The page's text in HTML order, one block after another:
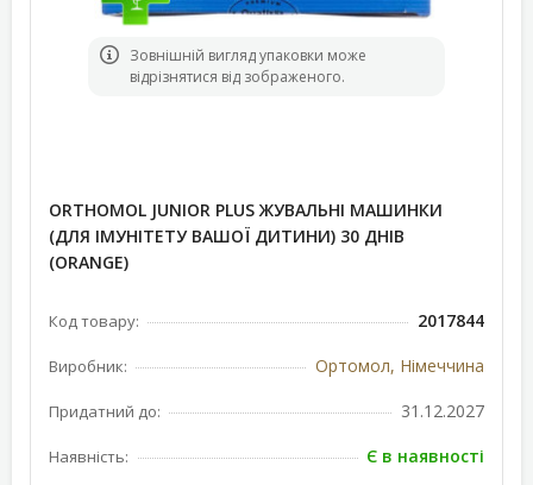
Зовнішній вигляд упаковки може
відрізнятися від зображеного.
ORTHOMOL JUNIOR PLUS ЖУВАЛЬНІ МАШИНКИ
(ДЛЯ ІМУНІТЕТУ ВАШОЇ ДИТИНИ) 30 ДНІВ
(ORANGE)
Код товару: 2017844
Виробник: Ортомол, Німеччина
Придатний до: 31.12.2027
Наявність:
Є в наявності